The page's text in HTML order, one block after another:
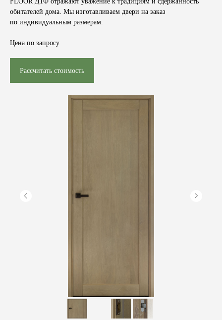
обитателей дома. Мы изготавливаем двери на заказ
по индивидуальным размерам.
Цена по запросу
Рассчитать стоимость